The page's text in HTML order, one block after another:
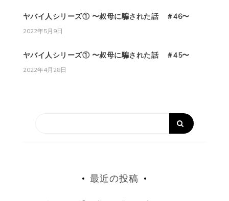
ヤバイ人シリーズ① 〜叔母に騙された話 ＃46〜
2022年5月9日
ヤバイ人シリーズ① 〜叔母に騙された話 ＃45〜
2022年4月28日
最近の投稿